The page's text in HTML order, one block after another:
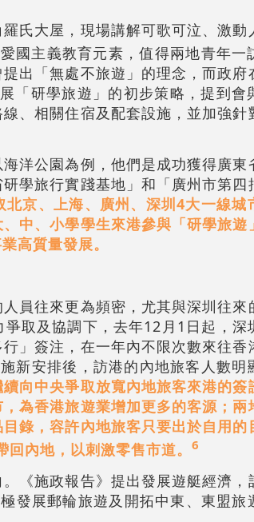
氏大屋，現場講解可歌可泣、激動
國主義教育元素，值得兩地青年一
出「無處不旅遊」的理念，而政府
研學旅遊」的初步策略，提到會
、相關住宿及配套設施，並加強針
洋公園為例，他們是成功獲得廣東
學旅行實踐基地」和「廣州市第四
京、上海、廣州、深圳4大一線城
中、小學學生來港參與「研學旅遊
高質量發展。
員往來更為頻密，尤其與深圳往來
取及協調下，去年12月1日起，深
」簽注，在一年內不限次數來往香
新安排後，訪港的內地旅客人數明
向中央爭取放寬內地旅客來港的簽
為香港旅遊業增加更多的客源；兩
錄，容許內地旅客只要出於自用的
內地，以刺激零售市道。 6
《施政報告》提出發展遊艇經濟，
發展郵輪旅遊及開拓中東、東盟旅